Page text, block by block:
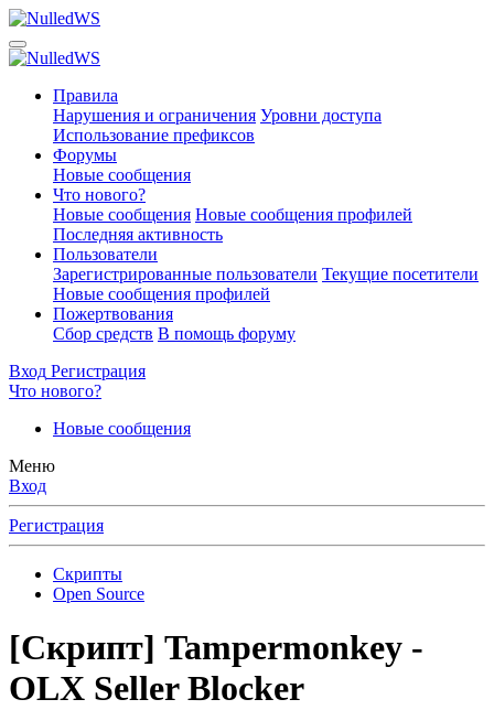
Правила
Нарушения и ограничения Уровни доступа
Использование префиксов
Форумы
Новые сообщения
Что нового?
Новые сообщения Новые сообщения профилей
Последняя активность
Пользователи
Зарегистрированные пользователи Текущие посетители
Новые сообщения профилей
Пожертвования
Сбор средств В помощь форуму
Вход Регистрация
Что нового?
Новые сообщения
Меню
Вход
Регистрация
Скрипты
Open Source
[Скрипт] Tampermonkey -
OLX Seller Blocker